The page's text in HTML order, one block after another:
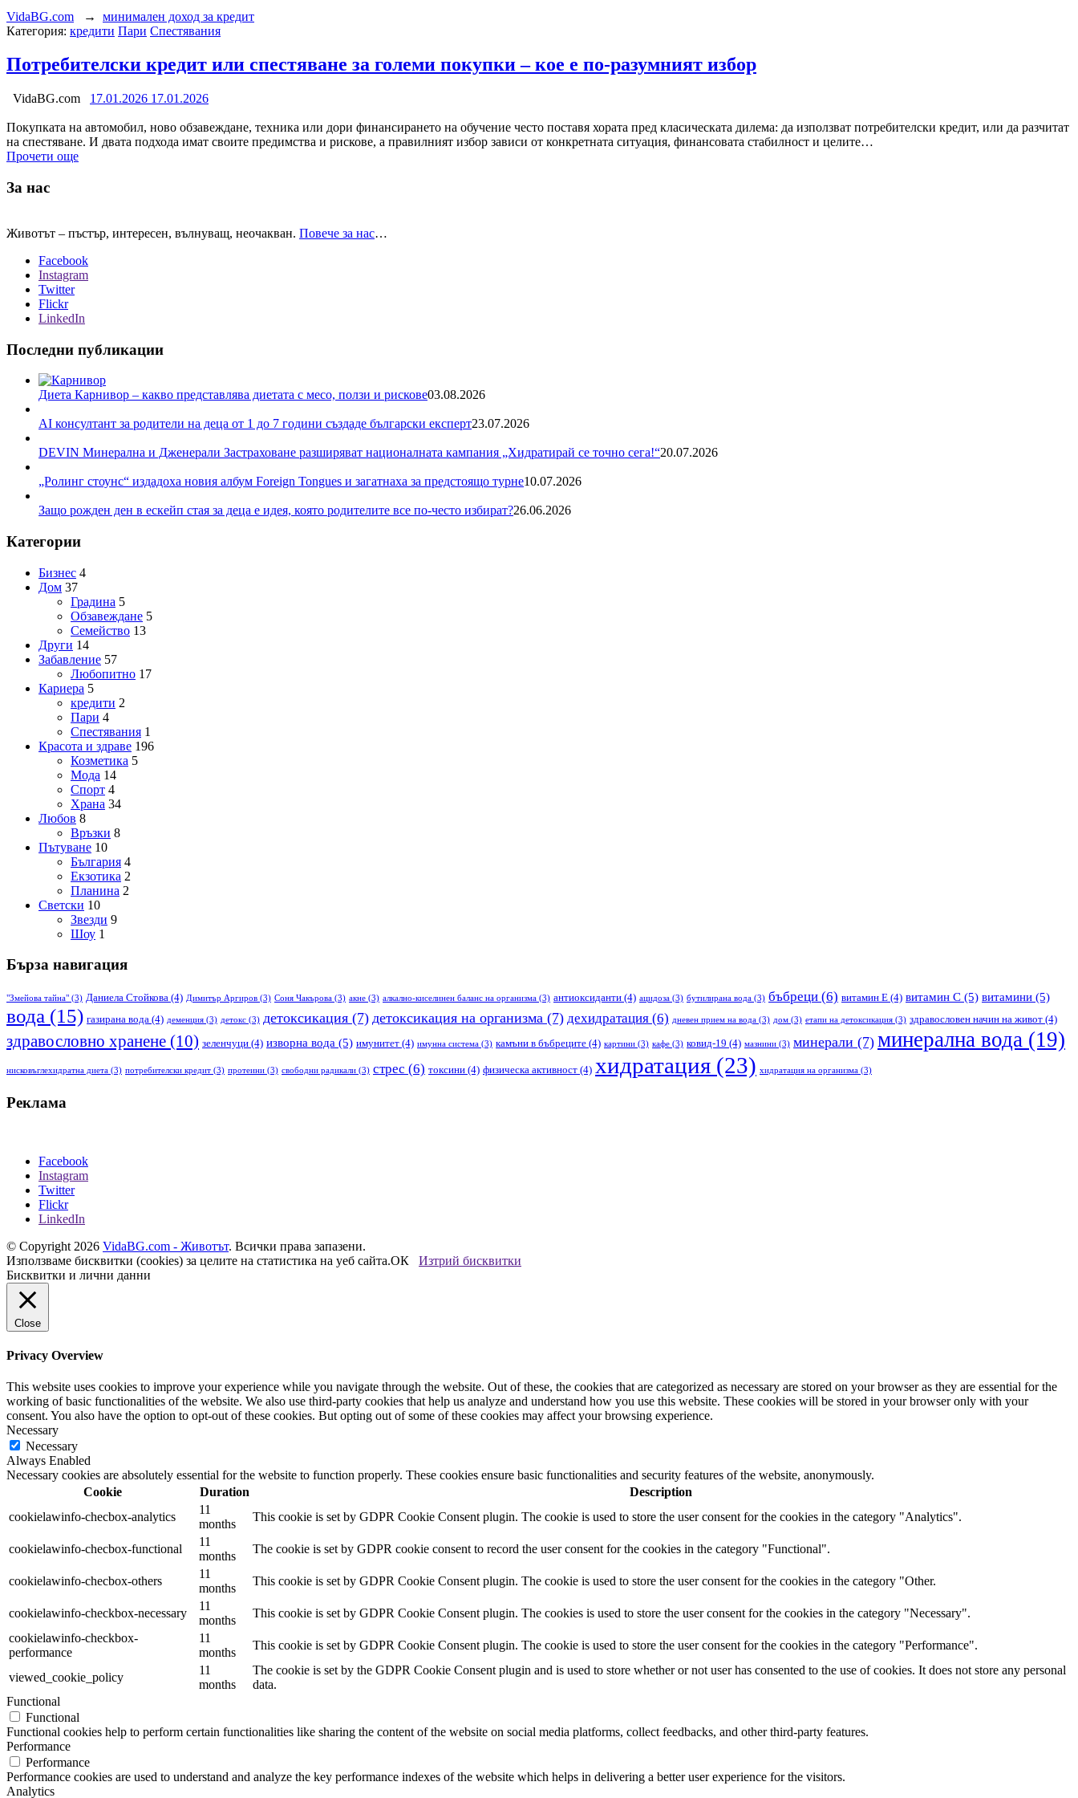
VidaBG.com → минимален доход за кредит
Категория: кредити Пари Спестявания
Потребителски кредит или спестяване за големи покупки – кое е по-разумният избор
VidaBG.com 17.01.2026 17.01.2026
Покупката на автомобил, ново обзавеждане, техника или дори финансирането на обучение често поставя хората пред класическата дилема: да използват потребителски кредит, или да разчитат
на спестяване. И двата подхода имат своите предимства и рискове, а правилният избор зависи от конкретната ситуация, финансовата стабилност и целите…
Прочети още
За нас
Животът – пъстър, интересен, вълнуващ, неочакван. Повече за нас…
Facebook
Instagram
Twitter
Flickr
LinkedIn
Последни публикации
Диета Карнивор – какво представлява диетата с месо, ползи и рискове03.08.2026
AI консултант за родители на деца от 1 до 7 години създаде български експерт23.07.2026
DEVIN Минерална и Дженерали Застраховане разширяват националната кампания „Хидратирай се точно сега!“20.07.2026
„Ролинг стоунс“ издадоха новия албум Foreign Tongues и загатнаха за предстоящо турне10.07.2026
Защо рожден ден в ескейп стая за деца е идея, която родителите все по-често избират?26.06.2026
Категории
Бизнес 4
Дом 37
Градина 5
Обзавеждане 5
Семейство 13
Други 14
Забавление 57
Любопитно 17
Кариера 5
кредити 2
Пари 4
Спестявания 1
Красота и здраве 196
Козметика 5
Мода 14
Спорт 4
Храна 34
Любов 8
Връзки 8
Пътуване 10
България 4
Екзотика 2
Планина 2
Светски 10
Звезди 9
Шоу 1
Бърза навигация
"Змейова тайна" (3) Даниела Стойкова (4) Димитър Аргиров (3) Соня Чакърова (3) акне (3) алкално-киселинен баланс на организма (3) антиоксиданти (4) ацидоза (3) бутилирана вода (3) бъбреци (6) витамин Е (4) витамин С (5) витамини (5)
вода (15) газирана вода (4) деменция (3) детокс (3) детоксикация (7) детоксикация на организма (7) дехидратация (6) дневен прием на вода (3) дом (3) етапи на детоксикация (3) здравословен начин на живот (4)
здравословно хранене (10) зеленчуци (4) изворна вода (5) имунитет (4) имунна система (3) камъни в бъбреците (4) картини (3) кафе (3) ковид-19 (4) мазнини (3) минерали (7) минерална вода (19)
нисковъглехидратна диета (3) потребителски кредит (3) протеини (3) свободни радикали (3) стрес (6) токсини (4) физическа активност (4) хидратация (23) хидратация на организма (3)
Реклама
Facebook
Instagram
Twitter
Flickr
LinkedIn
© Copyright 2026 VidaBG.com - Животът. Всички права запазени.
Използваме бисквитки (cookies) за целите на статистика на уеб сайта.ОК
Изтрий бисквитки
Бисквитки и лични данни
Close
Privacy Overview
This website uses cookies to improve your experience while you navigate through the website. Out of these, the cookies that are categorized as necessary are stored on your browser as they are essential for the
working of basic functionalities of the website. We also use third-party cookies that help us analyze and understand how you use this website. These cookies will be stored in your browser only with your
consent. You also have the option to opt-out of these cookies. But opting out of some of these cookies may affect your browsing experience.
Necessary
Necessary
Always Enabled
Necessary cookies are absolutely essential for the website to function properly. These cookies ensure basic functionalities and security features of the website, anonymously.
Cookie
Duration
Description
cookielawinfo-checbox-analytics
11
months
This cookie is set by GDPR Cookie Consent plugin. The cookie is used to store the user consent for the cookies in the category "Analytics".
cookielawinfo-checbox-functional
11
months
The cookie is set by GDPR cookie consent to record the user consent for the cookies in the category "Functional".
cookielawinfo-checbox-others
11
months
This cookie is set by GDPR Cookie Consent plugin. The cookie is used to store the user consent for the cookies in the category "Other.
cookielawinfo-checkbox-necessary
11
months
This cookie is set by GDPR Cookie Consent plugin. The cookies is used to store the user consent for the cookies in the category "Necessary".
cookielawinfo-checkbox-
performance
11
months
This cookie is set by GDPR Cookie Consent plugin. The cookie is used to store the user consent for the cookies in the category "Performance".
viewed_cookie_policy
11
months
The cookie is set by the GDPR Cookie Consent plugin and is used to store whether or not user has consented to the use of cookies. It does not store any personal
data.
Functional
Functional
Functional cookies help to perform certain functionalities like sharing the content of the website on social media platforms, collect feedbacks, and other third-party features.
Performance
Performance
Performance cookies are used to understand and analyze the key performance indexes of the website which helps in delivering a better user experience for the visitors.
Analytics